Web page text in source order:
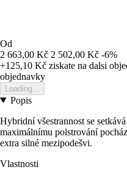
Od
2 663,00 Kč 2 502,00 Kč -6%
+125,10 Kč ziskate na dalsi
objednavky
Loading...
Popis
Hybridní všestrannost se
maximálnímu polstrování
extra silné mezipodešvi.
Vlastnosti